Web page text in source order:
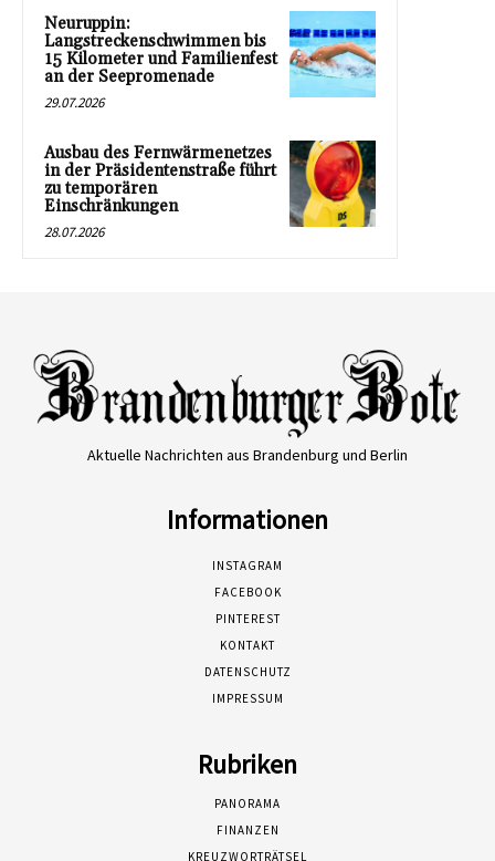
Neuruppin:
Langstreckenschwimmen bis
15 Kilometer und Familienfest
an der Seepromenade
29.07.2026
Ausbau des Fernwärmenetzes
in der Präsidentenstraße führt
zu temporären
Einschränkungen
28.07.2026
Aktuelle Nachrichten aus Brandenburg und Berlin
Informationen
INSTAGRAM
FACEBOOK
PINTEREST
KONTAKT
DATENSCHUTZ
IMPRESSUM
Rubriken
PANORAMA
FINANZEN
KREUZWORTRÄTSEL